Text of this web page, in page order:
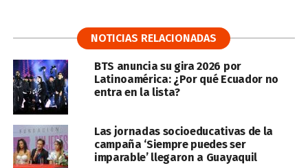
NOTICIAS RELACIONADAS
BTS anuncia su gira 2026 por
Latinoamérica: ¿Por qué Ecuador no
entra en la lista?
Las jornadas socioeducativas de la
campaña ‘Siempre puedes ser
imparable’ llegaron a Guayaquil